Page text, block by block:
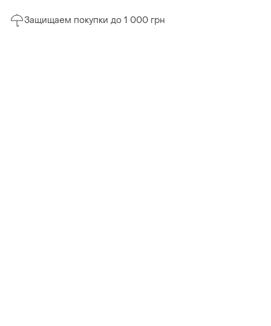
Защищаем покупки до 1 000 грн